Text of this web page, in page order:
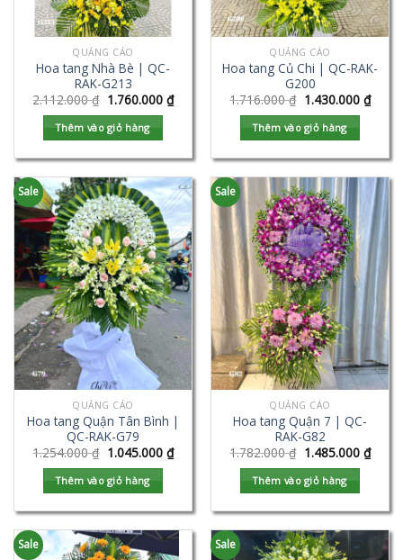
QUẢNG CÁO
Hoa tang Nhà Bè | QC-
RAK-G213
2.112.000₫ 1.760.000 ₫
Thêm vào giỏ hàng
QUẢNG CÁO
Hoa tang Củ Chi | QC-RAK-
G200
1.716.000₫ 1.430.000 ₫
Thêm vào giỏ hàng
Sale
QUẢNG CÁO
Hoa tang Quận Tân Bình |
QC-RAK-G79
1.254.000₫ 1.045.000 ₫
Thêm vào giỏ hàng
Sale
QUẢNG CÁO
Hoa tang Quận 7 | QC-
RAK-G82
1.782.000₫ 1.485.000 ₫
Thêm vào giỏ hàng
Sale Sale